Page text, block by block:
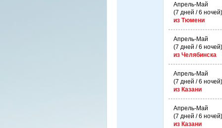
Апрель-Май
(7 дней / 6
из Тюмени
Апрель-Май
(7 дней / 6
из Челябинска
Апрель-Май
(7 дней / 6
из Казани
Апрель-Май
(7 дней / 6
из Казани